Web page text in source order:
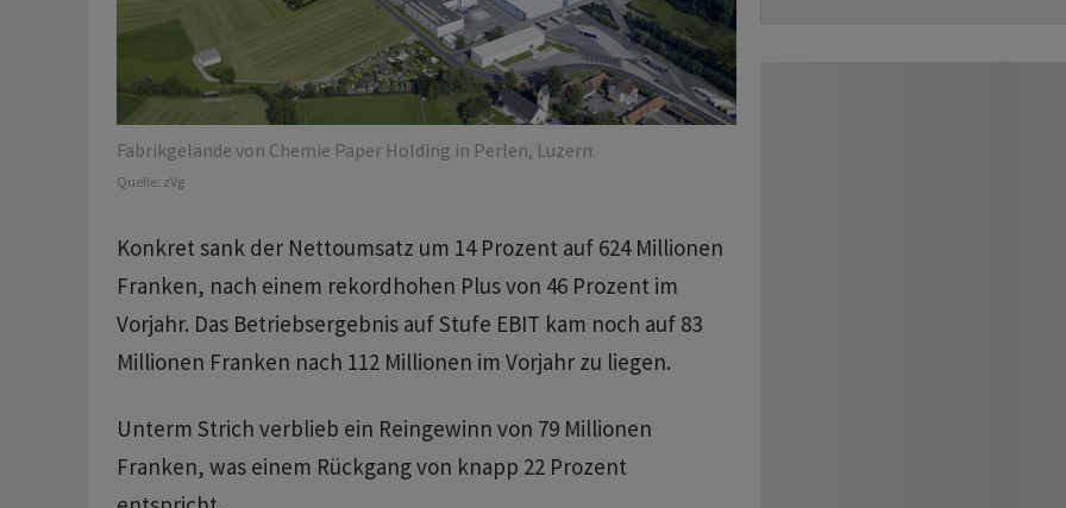
Fabrikgelände von Chemie Paper Holding in Perlen, Luzern.
Quelle: zVg
Konkret sank der Nettoumsatz um 14 Prozent auf 624 Millionen
Franken, nach einem rekordhohen Plus von 46 Prozent im
Vorjahr. Das Betriebsergebnis auf Stufe EBIT kam noch auf 83
Millionen Franken nach 112 Millionen im Vorjahr zu liegen.
Unterm Strich verblieb ein Reingewinn von 79 Millionen
Franken, was einem Rückgang von knapp 22 Prozent